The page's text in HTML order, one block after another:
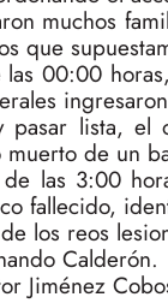
muchos
que
00:00
pasar lista,
de un
las 3:00
fallecido,
los reos
Calderón.
Jiménez